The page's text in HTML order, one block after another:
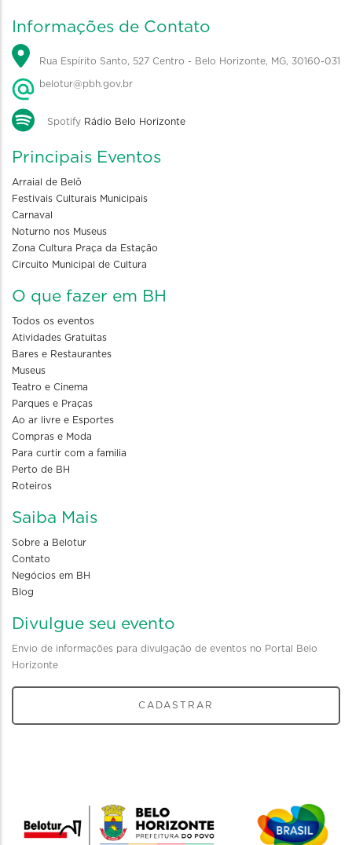
Informações de Contato
Rua Espírito Santo, 527 Centro - Belo Horizonte, MG, 30160-031
belotur@pbh.gov.br
Spotify Rádio Belo Horizonte
Principais Eventos
Arraial de Belô
Festivais Culturais Municipais
Carnaval
Noturno nos Museus
Zona Cultura Praça da Estação
Circuito Municipal de Cultura
O que fazer em BH
Todos os eventos
Atividades Gratuitas
Bares e Restaurantes
Museus
Teatro e Cinema
Parques e Praças
Ao ar livre e Esportes
Compras e Moda
Para curtir com a familia
Perto de BH
Roteiros
Saiba Mais
Sobre a Belotur
Contato
Negócios em BH
Blog
Divulgue seu evento
Envio de informações para divulgação de eventos no Portal Belo
Horizonte
CADASTRAR